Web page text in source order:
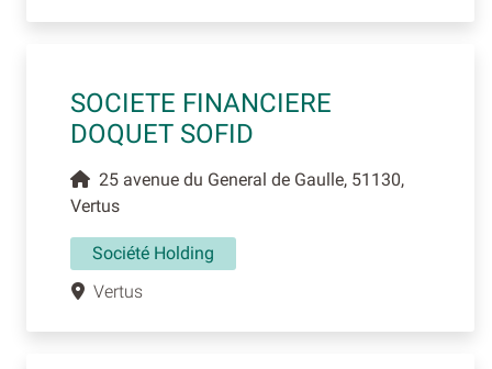
SOCIETE FINANCIERE
DOQUET SOFID
25 avenue du General de Gaulle, 51130,
Vertus
Société Holding
Vertus